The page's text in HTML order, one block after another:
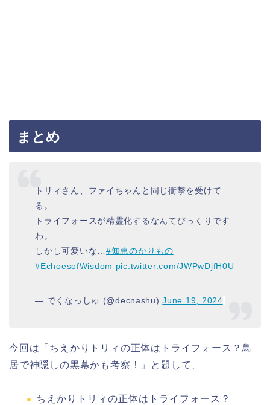
まとめ
トリィさん、ファイちゃんと同じ衝撃を受けて
る。
トライフォースが精霊化するなんてびっくりです
わ。
しかし可愛いな… #知恵のかりもの
#EchoesofWisdom pic.twitter.com/JWPwDjfH0U
— でくなっしゅ (@decnashu)June 19, 2024
今回は「ちえかりトリィの正体はトライフォース？鳥
居で神隠しの黒幕かも考察！」と題して、
ちえかりトリィの正体はトライフォース？